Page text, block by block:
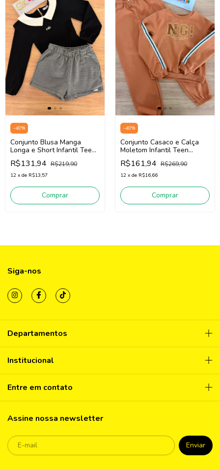
-40%
Conjunto Blusa Manga
Longa e Short Infantil Teen
Menina Nina Go! 2261026
(Preto/Cinza)
R$131,94 R$219,90
12 x de R$13,57
Comprar
-40%
Conjunto Casaco e Calça
Moletom Infantil Teen
Menina Nina Go! 2261041
(Marrom(
R$161,94 R$269,90
12 x de R$16,66
Comprar
Siga-nos
Departamentos
Institucional
Entre em contato
Assine nossa newsletter